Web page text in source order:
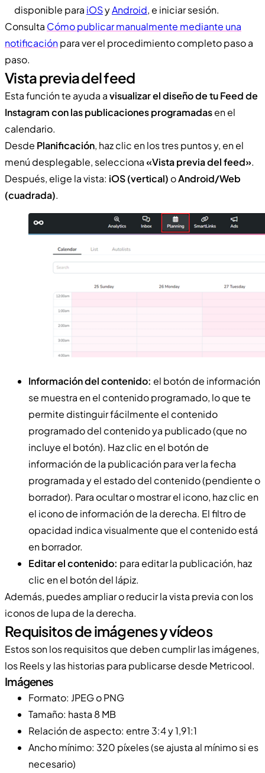
disponible para iOSyAndroid, e iniciar sesión.
Consulta Cómo publicar manualmente mediante una
notificaciónpara ver el procedimiento completo paso a
paso.
Vista previa del feed
Esta función te ayuda avisualizar el diseño de tu Feed de
Instagram con las publicaciones programadasen el
calendario.
Desde Planificación, haz clic en los tres puntos y, en el
menú desplegable, selecciona«Vista previa del feed».
Después, elige la vista: iOS (vertical) oAndroid/Web
(cuadrada).
Información del contenido: el botón de información
se muestra en el contenido programado, lo que te
permite distinguir fácilmente el contenido
programado del contenido ya publicado (que no
incluye el botón). Haz clic en el botón de
información de la publicación para ver la fecha
programada y el estado del contenido (pendiente o
borrador). Para ocultar o mostrar el icono, haz clic en
el icono de información de la derecha. El filtro de
opacidad indica visualmente que el contenido está
en borrador.
Editar el contenido: para editar la publicación, haz
clic en el botón del lápiz.
Además, puedes ampliar o reducir la vista previa con los
iconos de lupa de la derecha.
Requisitos de imágenes y vídeos
Estos son los requisitos que deben cumplir las imágenes,
los Reels y las historias para publicarse desde Metricool.
Imágenes
Formato: JPEG o PNG
Tamaño: hasta 8 MB
Relación de aspecto: entre 3:4 y 1,91:1
Ancho mínimo: 320 píxeles (se ajusta al mínimo si es
necesario)